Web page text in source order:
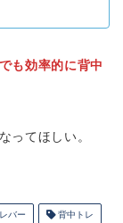
も効率的に背中
ってほしい。
バー 背中トレ